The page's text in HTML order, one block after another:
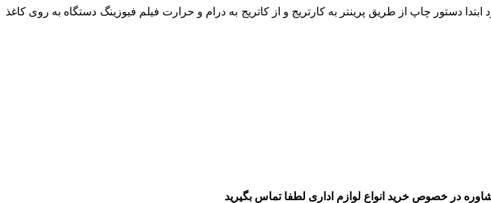
دستور چاپ از طریق پرینتر به کارتریج و از کاتریج به درام و حرارت فیلم فیوزینگ دستگاه به روی کاغذ
در خصوص خرید انواع لوازم اداری لطفا تماس بگیرید